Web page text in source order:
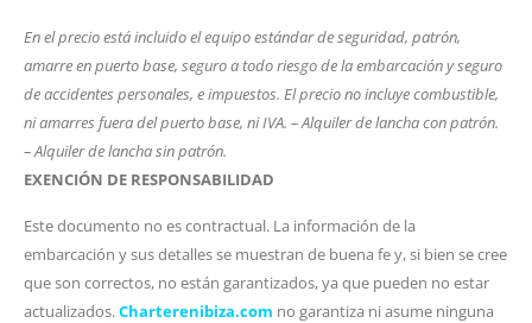
En el precio está incluido el equipo estándar de seguridad, patrón,
amarre en puerto base, seguro a todo riesgo de la embarcación y seguro
de accidentes personales, e impuestos. El precio no incluye combustible,
ni amarres fuera del puerto base, ni IVA. – Alquiler de lancha con patrón.
– Alquiler de lancha sin patrón.
EXENCIÓN DE RESPONSABILIDAD
Este documento no es contractual. La información de la
embarcación y sus detalles se muestran de buena fe y, si bien se cree
que son correctos, no están garantizados, ya que pueden no estar
actualizados.Charterenibiza.com no garantiza ni asume ninguna